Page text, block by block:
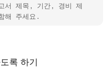
서 제목, 기간, 경비 제
해 주세요.
록 하기